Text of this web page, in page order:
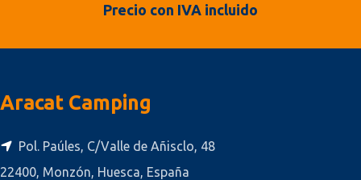
Precio con IVA incluido
Aracat Camping
Pol. Paúles, C/Valle de Añisclo, 48
22400, Monzón, Huesca, España